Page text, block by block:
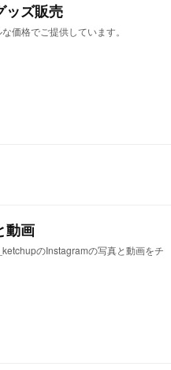
ッズ販売
価格でご提供しています。
動画
のInstagramの写真と動画をチ